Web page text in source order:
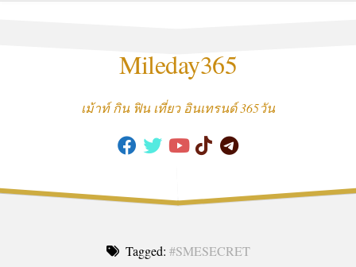
Mileday365
เม้าท์ กิน ฟิน เที่ยว อินเทรนด์ 365วัน
Tagged: #SMESECRET